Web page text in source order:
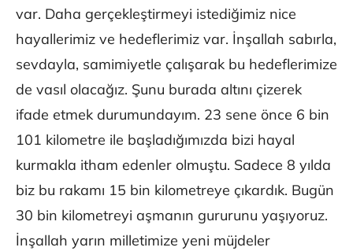
var. Daha gerçekleştirmeyi istediğimiz nice
hayallerimiz ve hedeflerimiz var. İnşallah sabırla,
sevdayla, samimiyetle çalışarak bu hedeflerimize
de vasıl olacağız. Şunu burada altını çizerek
ifade etmek durumundayım. 23 sene önce 6 bin
101 kilometre ile başladığımızda bizi hayal
kurmakla itham edenler olmuştu. Sadece 8 yılda
biz bu rakamı 15 bin kilometreye çıkardık. Bugün
30 bin kilometreyi aşmanın gururunu yaşıyoruz.
İnşallah yarın milletimize yeni müjdeler